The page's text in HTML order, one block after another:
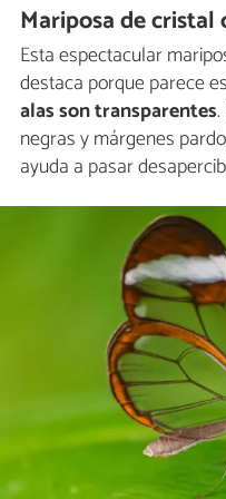
Mariposa de
Esta espectacular
destaca porque parece
alas son transparentes.
negras y márgenes
ayuda a pasar